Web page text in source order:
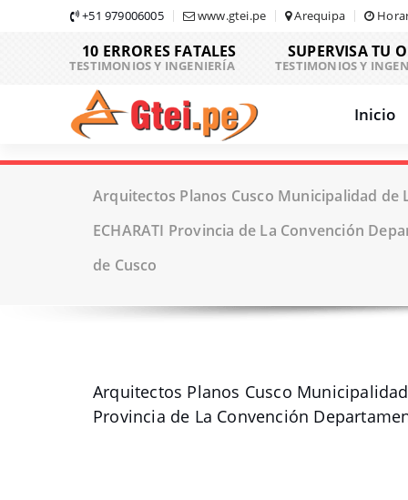
+51 979006005 www.gtei.pe Arequipa
10 ERRORES FATALES
TESTIMONIOS Y INGENIERÍA
SUPERVISA TU
TESTIMONIOS Y
Inicio
Arquitectos Planos Cusco Municipalidad de
ECHARATI Provincia de La Convención
de Cusco
Arquitectos Planos Cusco
Provincia de La Convención